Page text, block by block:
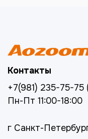
Контакты
+7(981) 235-75-75
Пн-Пт 11:00-18:00
г Санкт-